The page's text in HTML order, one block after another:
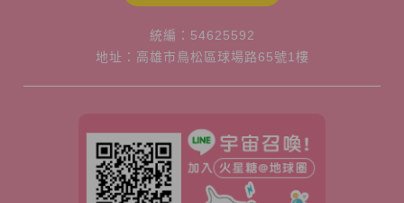
統編：54625592
地址：高雄市鳥松區球場路65號1樓